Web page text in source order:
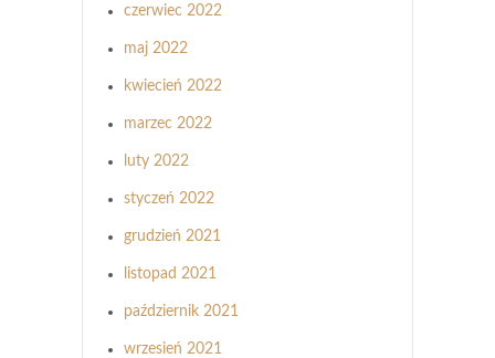
czerwiec 2022
maj 2022
kwiecień 2022
marzec 2022
luty 2022
styczeń 2022
grudzień 2021
listopad 2021
październik 2021
wrzesień 2021